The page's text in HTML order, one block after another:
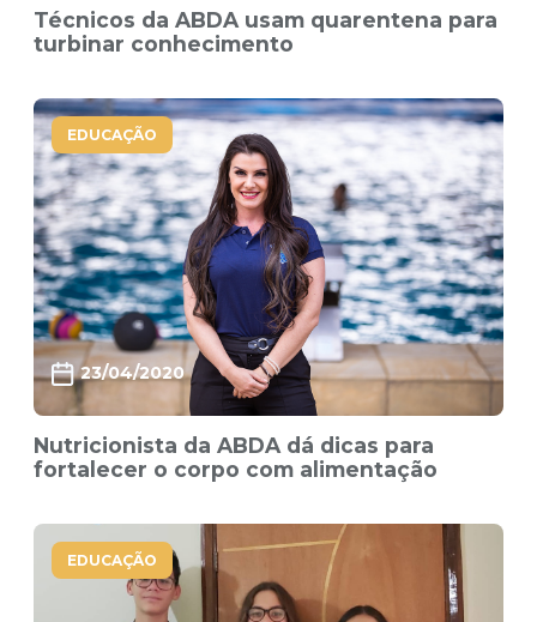
Técnicos da ABDA usam quarentena para
turbinar conhecimento
EDUCAÇÃO
23/04/2020
Nutricionista da ABDA dá dicas para
fortalecer o corpo com alimentação
EDUCAÇÃO